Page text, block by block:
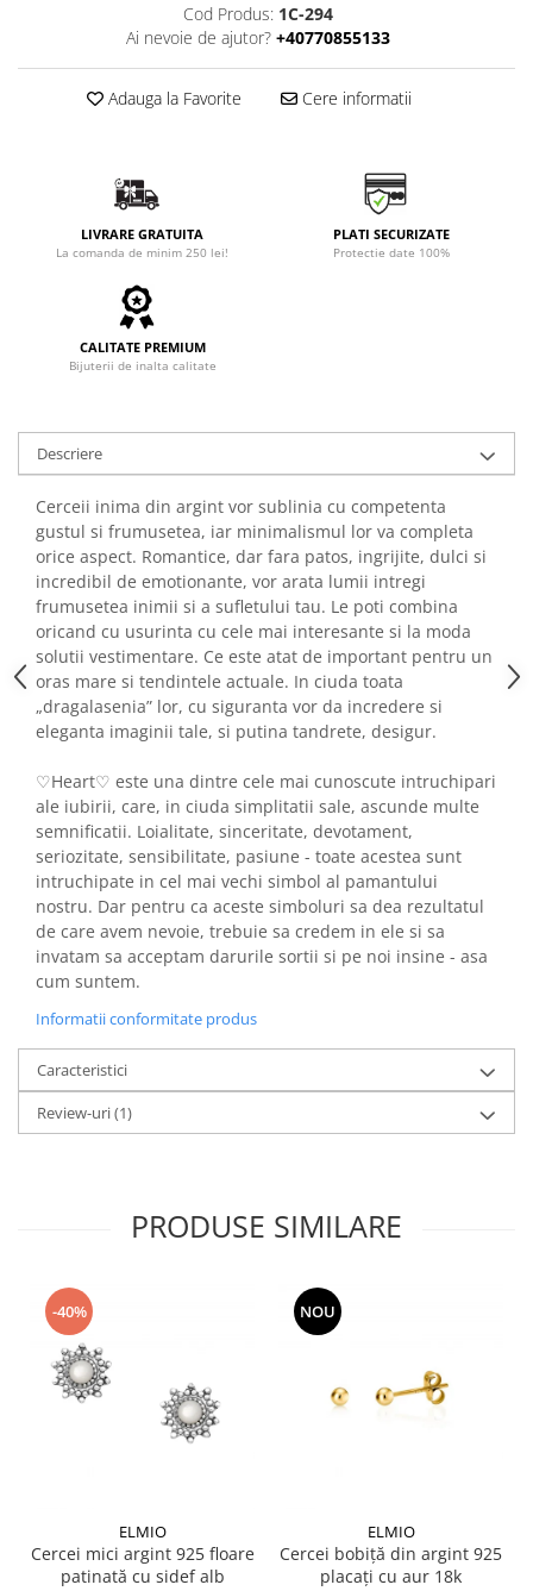
Cod Produs: 1C-294
Ai nevoie de ajutor? +40770855133
Adauga la Favorite Cere informatii
LIVRARE GRATUITA
La comanda de minim 250 lei!
PLATI SECURIZATE
Protectie date 100%
CALITATE PREMIUM
Bijuterii de inalta calitate
Descriere
Cerceii inima din argint vor sublinia cu competenta
gustul si frumusetea, iar minimalismul lor va completa
orice aspect. Romantice, dar fara patos, ingrijite, dulci si
incredibil de emotionante, vor arata lumii intregi
frumusetea inimii si a sufletului tau. Le poti combina
oricand cu usurinta cu cele mai interesante si la moda
solutii vestimentare. Ce este atat de important pentru un
oras mare si tendintele actuale. In ciuda toata
„dragalasenia” lor, cu siguranta vor da incredere si
eleganta imaginii tale, si putina tandrete, desigur.
♡Heart♡ este una dintre cele mai cunoscute intruchipari
ale iubirii, care, in ciuda simplitatii sale, ascunde multe
semnificatii. Loialitate, sinceritate, devotament,
seriozitate, sensibilitate, pasiune - toate acestea sunt
intruchipate in cel mai vechi simbol al pamantului
nostru. Dar pentru ca aceste simboluri sa dea rezultatul
de care avem nevoie, trebuie sa credem in ele si sa
invatam sa acceptam darurile sortii si pe noi insine - asa
cum suntem.
Informatii conformitate produs
Caracteristici
Review-uri(1)
PRODUSE SIMILARE
-40%
ELMIO
Cercei mici argint 925 floare
patinată cu sidef alb
NOU
ELMIO
Cercei bobiță din argint 925
placați cu aur 18k